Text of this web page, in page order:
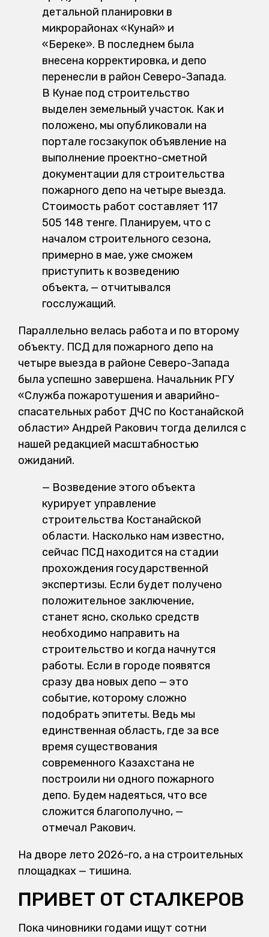
детальной планировки в
микрорайонах «Кунай» и
«Береке». В последнем была
внесена корректировка, и депо
перенесли в район Северо-Запада.
В Кунае под строительство
выделен земельный участок. Как и
положено, мы опубликовали на
портале госзакупок объявление на
выполнение проектно-сметной
документации для строительства
пожарного депо на четыре выезда.
Стоимость работ составляет 117
505 148 тенге. Планируем, что с
началом строительного сезона,
примерно в мае, уже сможем
приступить к возведению
объекта, — отчитывался
госслужащий.
Параллельно велась работа и по второму
объекту. ПСД для пожарного депо на
четыре выезда в районе Северо-Запада
была успешно завершена. Начальник РГУ
«Служба пожаротушения и аварийно-
спасательных работ ДЧС по Костанайской
области» Андрей Ракович тогда делился с
нашей редакцией масштабностью
ожиданий.
— Возведение этого объекта
курирует управление
строительства Костанайской
области. Насколько нам известно,
сейчас ПСД находится на стадии
прохождения государственной
экспертизы. Если будет получено
положительное заключение,
станет ясно, сколько средств
необходимо направить на
строительство и когда начнутся
работы. Если в городе появятся
сразу два новых депо — это
событие, которому сложно
подобрать эпитеты. Ведь мы
единственная область, где за все
время существования
современного Казахстана не
построили ни одного пожарного
депо. Будем надеяться, что все
сложится благополучно, —
отмечал Ракович.
На дворе лето 2026-го, а на строительных
площадках — тишина.
ПРИВЕТ ОТ СТАЛКЕРОВ
Пока чиновники годами ищут сотни